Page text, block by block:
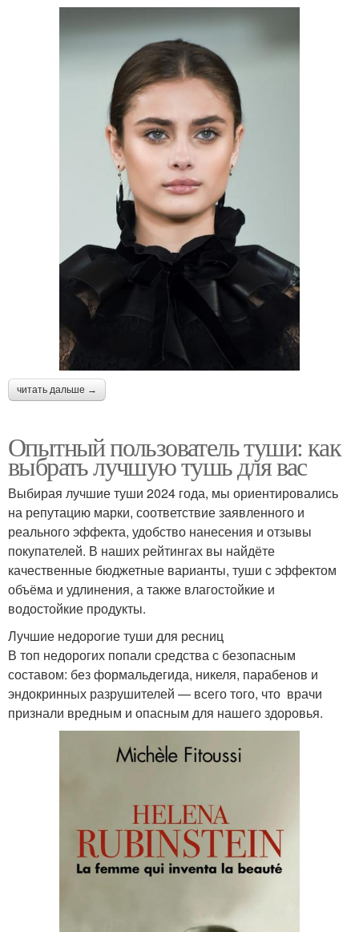
читать дальше →
Опытный пользователь туши: как
выбрать лучшую тушь для вас
Выбирая лучшие туши 2024 года, мы ориентировались
на репутацию марки, соответствие заявленного и
реального эффекта, удобство нанесения и отзывы
покупателей. В наших рейтингах вы найдёте
качественные бюджетные варианты, туши с эффектом
объёма и удлинения, а также влагостойкие и
водостойкие продукты.
Лучшие недорогие туши для ресниц
В топ недорогих попали средства с безопасным
составом: без формальдегида, никеля, парабенов и
эндокринных разрушителей — всего того, что врачи
признали вредным и опасным для нашего здоровья.